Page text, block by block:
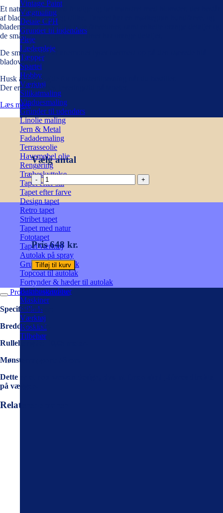
Vintage Paint
Vægmaling
Detale CPH
Grunder til indendørs
Pleje
Læderpleje
Tæpper
Spartel
Hobby
Værktøj
Silikatmaling
Vinduesmaling
Grunder til udendørs
Linolie maling
Jern & Metal
Fadademaling
Terrasseolie
Havemøbel olie
Rengøring
Træbeskyttelse
Tapet efter stil
Tapet efter farve
Design tapet
Retro tapet
Stribet tapet
Tapet med natur
Fototapet
Tapet værktøj
Autolak på spray
Grunder til autolak
Topcoat til autolak
Fortynder & hæder til autolak
Bambusgardiner
Maskiner
Stillads
Værktøj
Koskind
Tilbehør
Et naturligt tapet med frodige og tæt mønstret med blomster, der består
af blade, blomster og stilke. Tapetet har en mørkegrøn bundfarve, og
bladene har forskellige gule farvetoner, samt enkelte orange detaljer og
de små blomster, gule anemoner har orange detaljer.
De små klynger af anemoner lyser nærmest op på den støvede blå
bladoverflade.
Husk at tage højde for mønstertilpasning når du bestiller.
Der er 3-10 dages leveringstid på tapeter.
Læs mere
Vælg antal
HENNI
DARK
GREEN
&
YELLOW
MB
antal
Pris 648 kr.
Tilføj til kurv
Produktbeskrivelse
Specifikationer:
Bredde: 53 cm.
Rullelængde: 10,05 meter.
Mønsterrapport: 53 cm.
Dette er et non wowen design, dvs. at limen skal påføres direkte
på væggen.
Relaterede varer